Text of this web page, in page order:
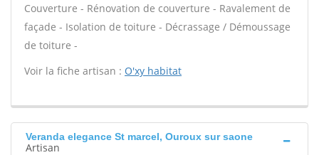
Couverture - Rénovation de couverture - Ravalement de
façade - Isolation de toiture - Décrassage / Démoussage
de toiture -
Voir la fiche artisan : O'xy habitat
Veranda elegance St marcel, Ouroux sur saone
Artisan